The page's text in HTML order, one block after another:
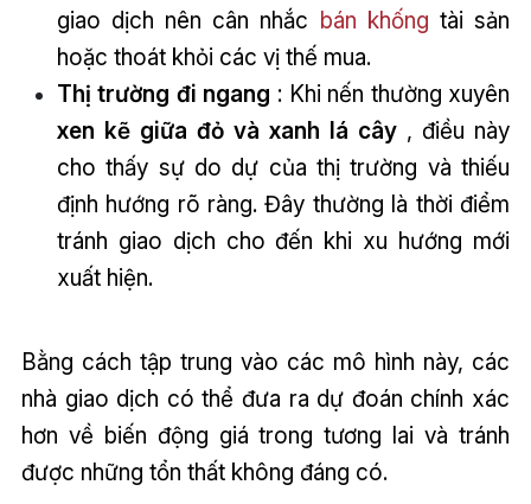
giao dịch nên cân nhắc bán khống tài sản
hoặc thoát khỏi các vị thế mua.
Thị trường đi ngang : Khi nến thường xuyên
xen kẽ giữa đỏ và xanh lá cây , điều này
cho thấy sự do dự của thị trường và thiếu
định hướng rõ ràng. Đây thường là thời điểm
tránh giao dịch cho đến khi xu hướng mới
xuất hiện.
Bằng cách tập trung vào các mô hình này, các
nhà giao dịch có thể đưa ra dự đoán chính xác
hơn về biến động giá trong tương lai và tránh
được những tổn thất không đáng có.